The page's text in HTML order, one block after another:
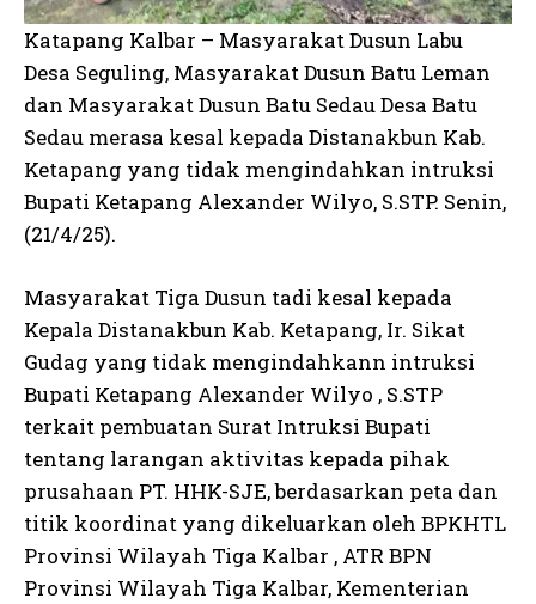
Katapang Kalbar – Masyarakat Dusun Labu
Desa Seguling, Masyarakat Dusun Batu Leman
dan Masyarakat Dusun Batu Sedau Desa Batu
Sedau merasa kesal kepada Distanakbun Kab.
Ketapang yang tidak mengindahkan intruksi
Bupati Ketapang Alexander Wilyo, S.STP. Senin,
(21/4/25).
Masyarakat Tiga Dusun tadi kesal kepada
Kepala Distanakbun Kab. Ketapang, Ir. Sikat
Gudag yang tidak mengindahkann intruksi
Bupati Ketapang Alexander Wilyo , S.STP
terkait pembuatan Surat Intruksi Bupati
tentang larangan aktivitas kepada pihak
prusahaan PT. HHK-SJE, berdasarkan peta dan
titik koordinat yang dikeluarkan oleh BPKHTL
Provinsi Wilayah Tiga Kalbar , ATR BPN
Provinsi Wilayah Tiga Kalbar, Kementerian